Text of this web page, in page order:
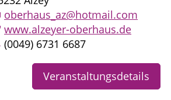
oberhaus_az@hotmail.com
www.alzeyer-oberhaus.de
(0049) 6731 6687
Veranstaltungsdetails